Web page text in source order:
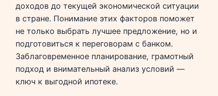
доходов до текущей экономической ситуации
в стране. Понимание этих факторов поможет
не только выбрать лучшее предложение, но и
подготовиться к переговорам с банком.
Заблаговременное планирование, грамотный
подход и внимательный анализ условий —
ключ к выгодной ипотеке.